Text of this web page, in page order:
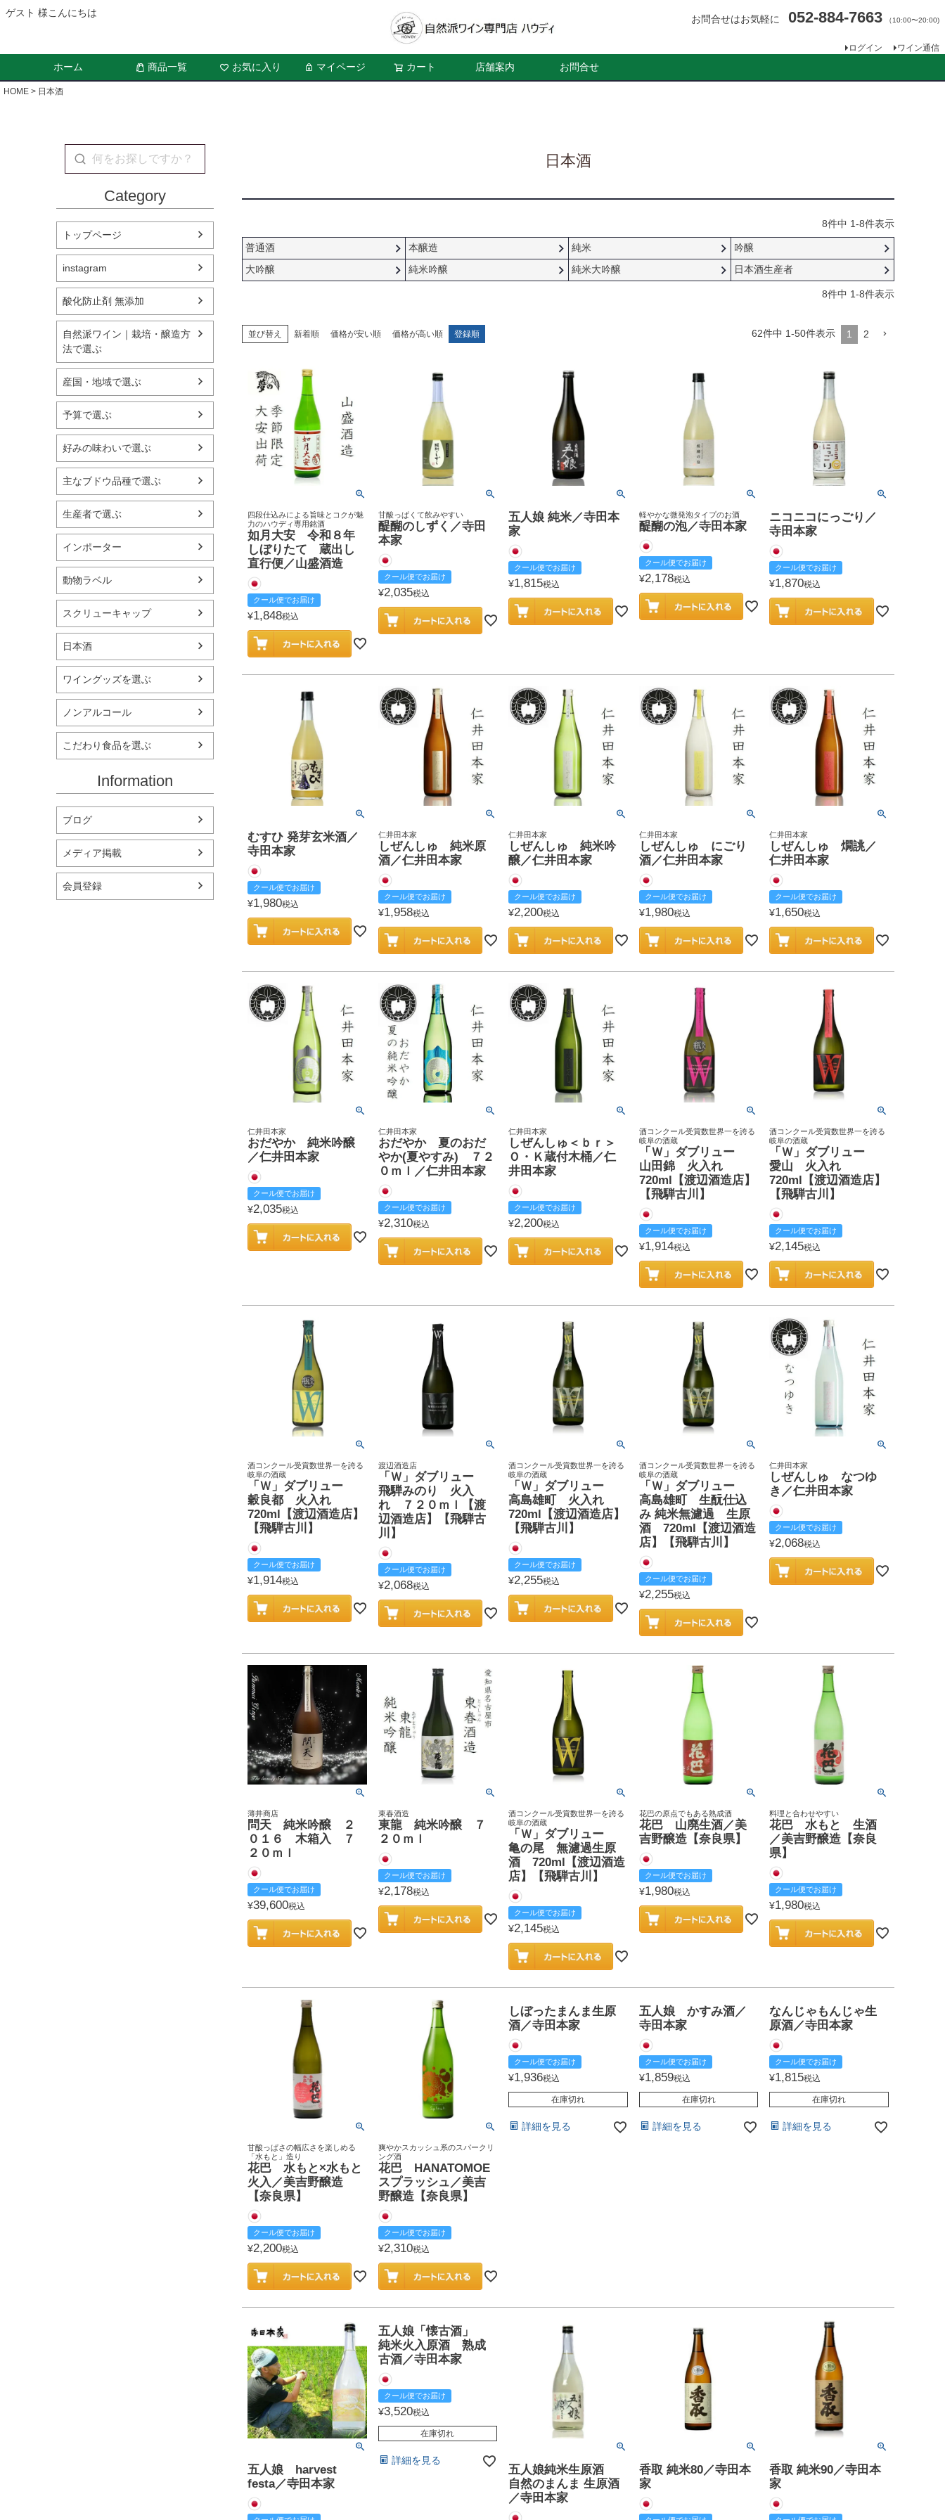
ゲスト 様こんにちは
お問合せはお気軽に 052-884-7663 （10:00〜20:00)
ログイン ワイン通信
ホーム 商品一覧 お気に入り マイページ カート 店舗案内 お問合せ
HOME 日本酒
Category
トップページ
instagram
酸化防止剤 無添加
自然派ワイン｜栽培・醸造方
法で選ぶ
産国・地域で選ぶ
予算で選ぶ
好みの味わいで選ぶ
主なブドウ品種で選ぶ
生産者で選ぶ
インポーター
動物ラベル
スクリューキャップ
日本酒
ワイングッズを選ぶ
ノンアルコール
こだわり食品を選ぶ
Information
ブログ
メディア掲載
会員登録
日本酒
8件中 1-8件表示
普通酒 本醸造 純米
吟醸
大吟醸
純米吟醸 純米大吟醸 日本酒生産者
8件中 1-8件表示
並び替え 新着順 価格が安い順 価格が高い順 登録順 62件中 1-50件表示 1 2
四段仕込みによる旨味とコクが魅
力のハウディ専用銘酒
如月大安 令和８年
しぼりたて 蔵出し
直行便／山盛酒造
クール便でお届け
¥1,848税込
甘酸っぱくて飲みやすい
醍醐のしずく／寺田
本家
クール便でお届け
¥2,035税込
五人娘 純米／寺田本
家
クール便でお届け
¥1,815税込
軽やかな微発泡タイプのお酒
醍醐の泡／寺田本家
クール便でお届け
¥2,178税込
ニコニコにっごり／
寺田本家
クール便でお届け
¥1,870税込
むすひ 発芽玄米酒／
寺田本家
クール便でお届け
¥1,980税込
仁井田本家
しぜんしゅ 純米原
酒／仁井田本家
クール便でお届け
¥1,958税込
仁井田本家
しぜんしゅ 純米吟
醸／仁井田本家
クール便でお届け
¥2,200税込
仁井田本家
しぜんしゅ にごり
酒／仁井田本家
クール便でお届け
¥1,980税込
仁井田本家
しぜんしゅ 燗誂／
仁井田本家
クール便でお届け
¥1,650税込
仁井田本家
おだやか 純米吟醸
／仁井田本家
クール便でお届け
¥2,035税込
仁井田本家
おだやか 夏のおだ
やか(夏やすみ) ７２
０ｍｌ／仁井田本家
クール便でお届け
¥2,310税込
仁井田本家
しぜんしゅ＜ｂｒ＞
Ｏ・Ｋ蔵付木桶／仁
井田本家
クール便でお届け
¥2,200税込
酒コンクール受賞数世界一を誇る
岐阜の酒蔵
「Ｗ」ダブリュー
山田錦 火入れ
720ml【渡辺酒造店】
【飛騨古川】
クール便でお届け
¥1,914税込
酒コンクール受賞数世界一を誇る
岐阜の酒蔵
「Ｗ」ダブリュー
愛山 火入れ
720ml【渡辺酒造店】
【飛騨古川】
クール便でお届け
¥2,145税込
酒コンクール受賞数世界一を誇る
岐阜の酒蔵
「Ｗ」ダブリュー
穀良都 火入れ
720ml【渡辺酒造店】
【飛騨古川】
クール便でお届け
¥1,914税込
渡辺酒造店
「Ｗ」ダブリュー
飛騨みのり 火入
れ ７２０ｍｌ【渡
辺酒造店】【飛騨古
川】
クール便でお届け
¥2,068税込
酒コンクール受賞数世界一を誇る
岐阜の酒蔵
「Ｗ」ダブリュー
高島雄町 火入れ
720ml【渡辺酒造店】
【飛騨古川】
クール便でお届け
¥2,255税込
酒コンクール受賞数世界一を誇る
岐阜の酒蔵
「Ｗ」ダブリュー
高島雄町 生酛仕込
み 純米無濾過 生原
酒 720ml【渡辺酒造
店】【飛騨古川】
クール便でお届け
¥2,255税込
仁井田本家
しぜんしゅ なつゆ
き／仁井田本家
クール便でお届け
¥2,068税込
薄井商店
問天 純米吟醸 ２
０１６ 木箱入 ７
２０ｍｌ
クール便でお届け
¥39,600税込
東春酒造
東龍 純米吟醸 ７
２０ｍｌ
クール便でお届け
¥2,178税込
酒コンクール受賞数世界一を誇る
岐阜の酒蔵
「Ｗ」ダブリュー
亀の尾 無濾過生原
酒 720ml【渡辺酒造
店】【飛騨古川】
クール便でお届け
¥2,145税込
花巴の原点でもある熟成酒
花巴 山廃生酒／美
吉野醸造【奈良県】
クール便でお届け
¥1,980税込
料理と合わせやすい
花巴 水もと 生酒
／美吉野醸造【奈良
県】
クール便でお届け
¥1,980税込
甘酸っぱさの幅広さを楽しめる
「水もと」造り
花巴 水もと×水もと
火入／美吉野醸造
【奈良県】
クール便でお届け
¥2,200税込
爽やかスカッシュ系のスパークリ
ング酒
花巴 HANATOMOE
スプラッシュ／美吉
野醸造【奈良県】
クール便でお届け
¥2,310税込
しぼったまんま生原
酒／寺田本家
クール便でお届け
¥1,936税込
在庫切れ
詳細を見る
五人娘 かすみ酒／
寺田本家
クール便でお届け
¥1,859税込
在庫切れ
詳細を見る
なんじゃもんじゃ生
原酒／寺田本家
クール便でお届け
¥1,815税込
在庫切れ
詳細を見る
五人娘 harvest
festa／寺田本家
五人娘「懐古酒」
純米火入原酒 熟成
古酒／寺田本家
クール便でお届け
¥3,520税込
在庫切れ
詳細を見る
五人娘純米生原酒
自然のまんま 生原酒
／寺田本家
香取 純米80／寺田本
家
香取 純米90／寺田本
家